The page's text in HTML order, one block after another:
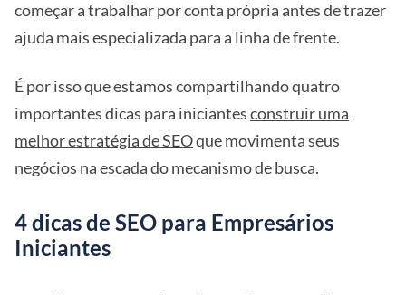
começar a trabalhar por conta própria antes de trazer
ajuda mais especializada para a linha de frente.
É por isso que estamos compartilhando quatro
importantes dicas para iniciantesconstruir uma
melhor estratégia de SEOque movimenta seus
negócios na escada do mecanismo de busca.
4 dicas de SEO para Empresários
Iniciantes